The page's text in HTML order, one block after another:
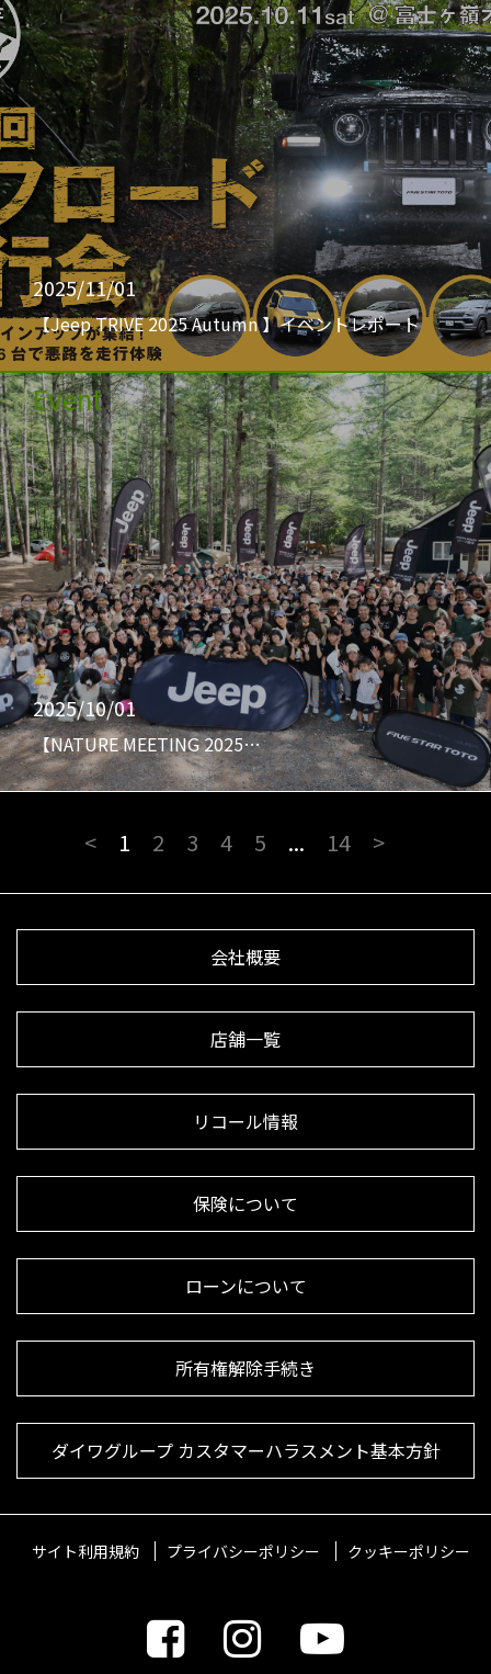
2025/11/01
【Jeep TRIVE 2025 Autumn 】イベントレポート
Event
2025/10/01
【NATURE MEETING 2025…
< 1 2 3 4 5 ... 14 >
会社概要
店舗一覧
リコール情報
保険について
ローンについて
所有権解除手続き
ダイワグループ カスタマーハラスメント基本方針
サイト利用規約 プライバシーポリシー クッキーポリシー